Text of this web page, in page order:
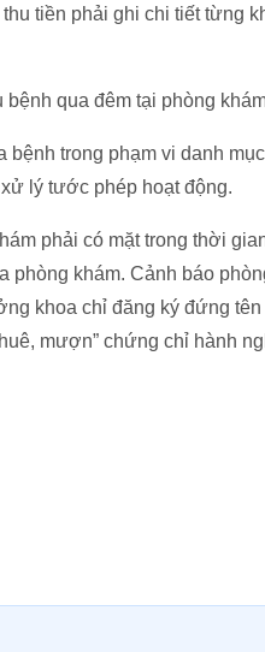
tiền phải ghi chi tiết từng
qua đêm tại phòng
trong phạm vi danh
lý tước phép hoạt động.
phải có mặt trong thời
phòng khám. Cảnh báo
khoa chỉ đăng ký đứng
mượn” chứng chỉ hành